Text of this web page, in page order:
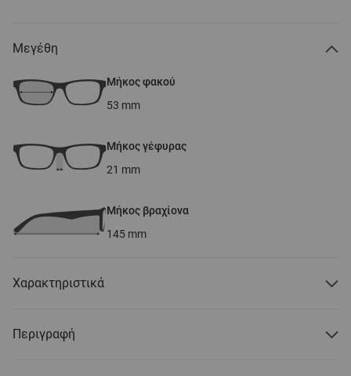
Μεγέθη
Μήκος φακού
53 mm
Μήκος γέφυρας
21 mm
Μήκος βραχίονα
145 mm
Χαρακτηριστικά
Περιγραφή